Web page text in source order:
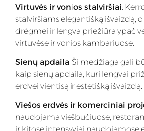
Virtuvės ir vonios stalviršiai:
stalviršiams elegantišką išvaizdą,
drėgmei ir lengva priežiūra ypač
virtuvėse ir vonios kambariuose.
Sienų apdaila: Ši medžiaga gali
kaip sienų apdaila, kuri lengvai
erdvei vientisą ir estetišką išvaizdą.
Viešos erdvės ir komerciniai
naudojama viešbučiuose,
ir kitose intensyviai naudojamose